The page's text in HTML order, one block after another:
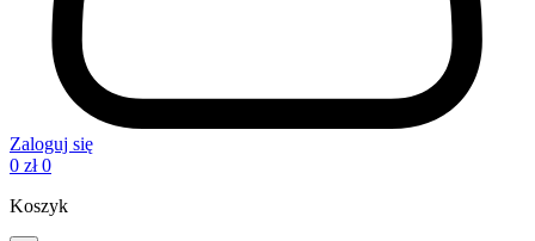
Zaloguj się
0 zł 0
Koszyk